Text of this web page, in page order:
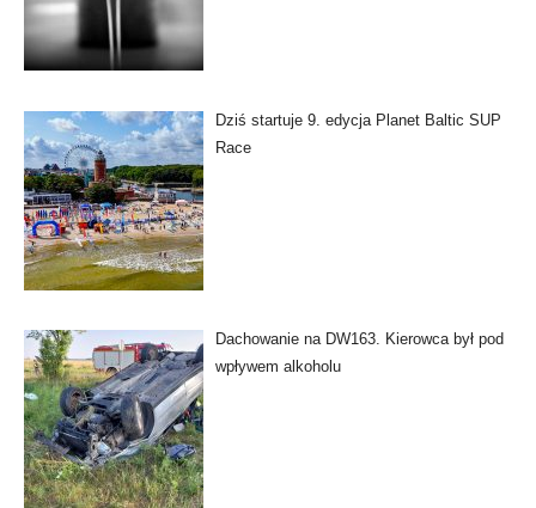
Dziś startuje 9. edycja Planet Baltic SUP
Race
Dachowanie na DW163. Kierowca był pod
wpływem alkoholu